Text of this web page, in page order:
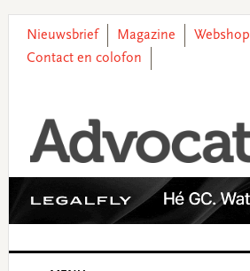
primary
main
primary
footer
Nieuwsbrief Magazine
Webshop
Contact en colofon